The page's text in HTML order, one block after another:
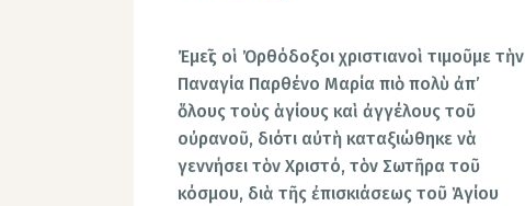
Ἐμεῖς οἱ Ὀρθόδοξοι χριστιανοὶ τιμοῦμε τὴν
Παναγία Παρθένο Μαρία πιὸ πολὺ ἀπ’
ὅλους τοὺς ἁγίους καὶ ἀγγέλους τοῦ
οὐρανοῦ, διότι αὐτὴ καταξιώθηκε νὰ
γεννήσει τὸν Χριστό, τὸν Σωτῆρα τοῦ
κόσμου, διὰ τῆς ἐπισκιάσεως τοῦ Ἁγίου